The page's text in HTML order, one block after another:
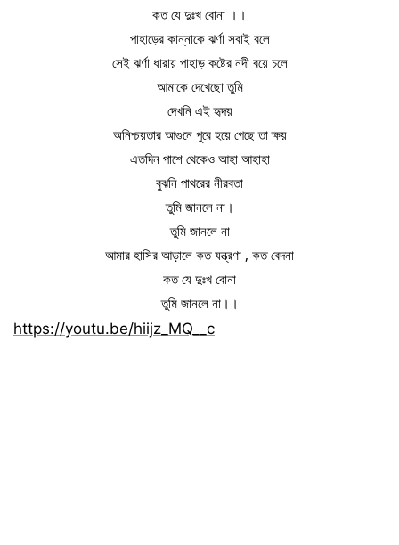
কত যে দুঃখ বোনা ।।
পাহাড়ের কান্নাকে ঝর্ণা সবাই বলে
সেই ঝর্ণা ধারায় পাহাড় কষ্টের নদী বয়ে চলে
আমাকে দেখেছো তুমি
দেখনি এই হৃদয়
অনিশ্চয়তার আগুনে পুরে হয়ে গেছে তা ক্ষয়
এতদিন পাশে থেকেও আহা আহাহা
বুঝনি পাথরের নীরবতা
তুমি জানলে না।
তুমি জানলে না
আমার হাসির আড়ালে কত যন্ত্রণা , কত বেদনা
কত যে দুঃখ বোনা
তুমি জানলে না।।
https://youtu.be/hiijz_MQ__c